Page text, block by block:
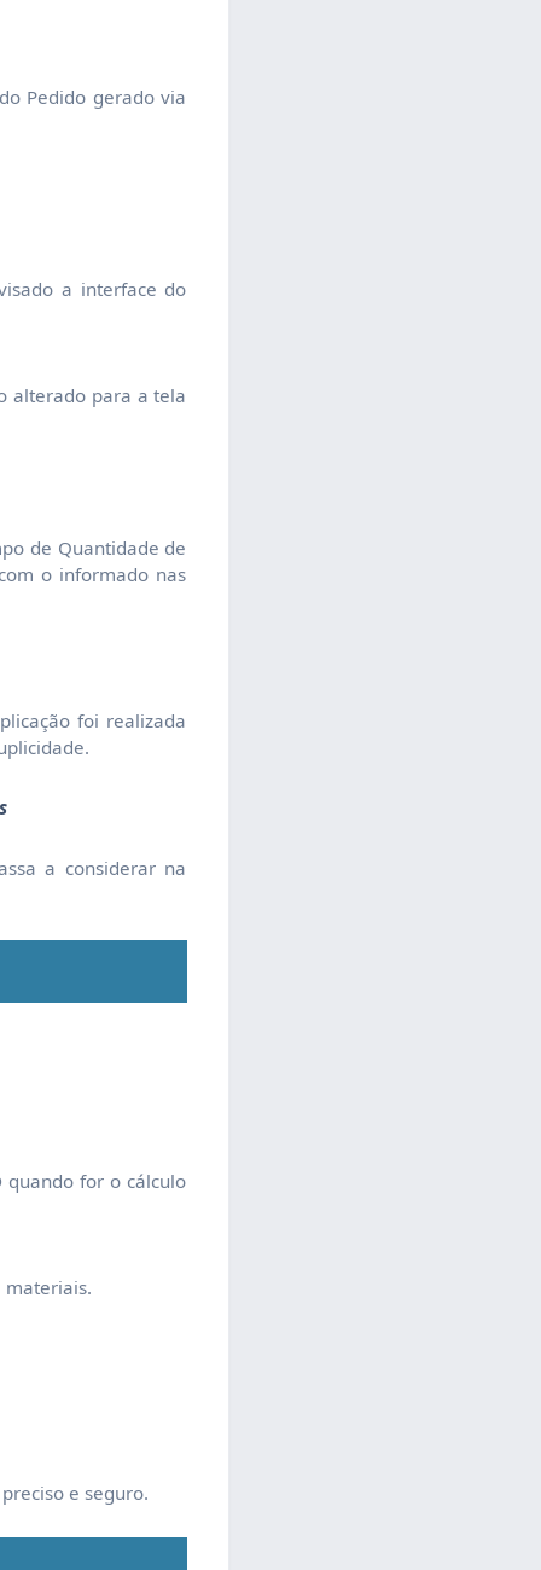
Pedido gerado via
a interface do
alterado para a tela
de Quantidade de
o informado nas
foi realizada
a considerar na
for o cálculo
materiais.
e seguro.